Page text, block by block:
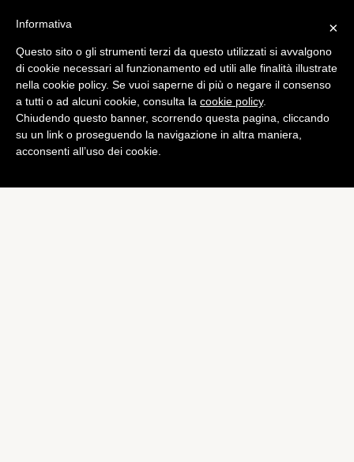
Mobile
Huawei Ascend P6
disponibile su Amazon Italia
di Alessandro Moretti
×
Informativa
Questo sito o gli strumenti terzi da questo utilizzati si avvalgono
di cookie necessari al funzionamento ed utili alle finalità illustrate
nella cookie policy. Se vuoi saperne di più o negare il consenso
a tutti o ad alcuni cookie, consulta la cookie policy.
Chiudendo questo banner, scorrendo questa pagina, cliccando
su un link o proseguendo la navigazione in altra maniera,
acconsenti all’uso dei cookie.